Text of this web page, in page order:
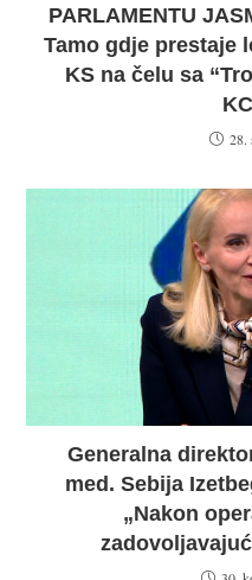
PARLAMENTU
Tamo gdje prestaje
KS na čelu sa
28.
Generalna
med. Sebija
„Nakon